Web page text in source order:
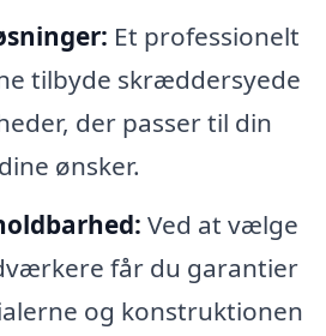
Et professionelt
tilbyde skræddersyede
der passer til din
ønsker.
Ved at vælge
får du garantier
og konstruktionen